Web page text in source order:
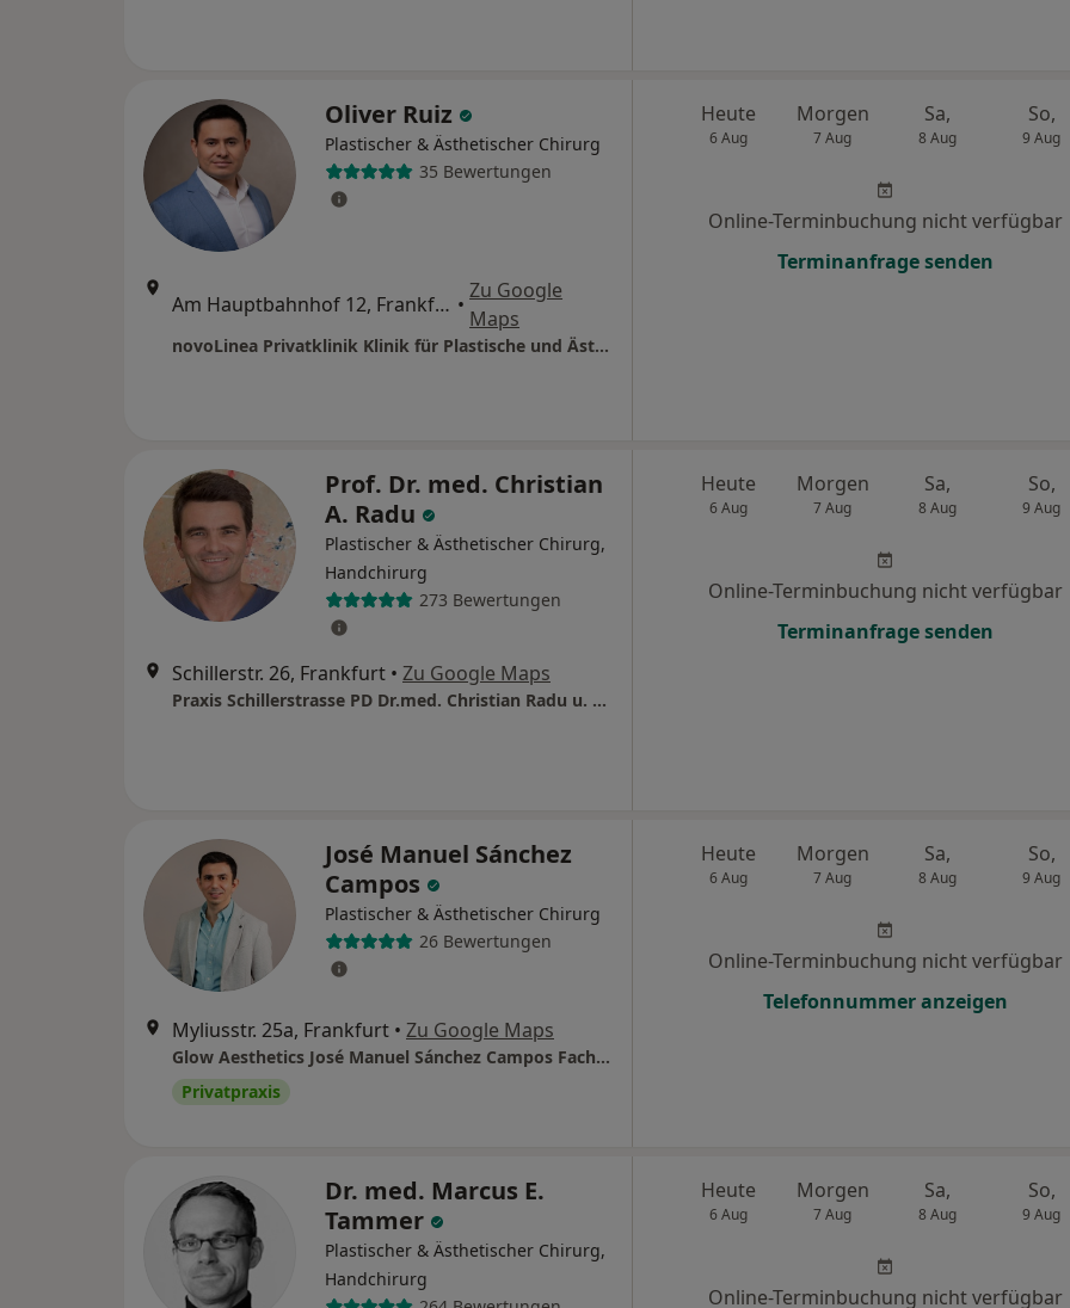
Oliver Ruiz
Plastischer & Ästhetischer Chirurg
35 Bewertungen
Am Hauptbahnhof 12, Frankfurt •
Zu Google
Maps
novoLinea Privatklinik Klinik für Plastische und Ästhetische Chirurgie
Heute
6 Aug
Morgen
7 Aug
Sa,
8 Aug
So,
9 Aug
Online-Terminbuchung nicht verfügbar
Terminanfrage senden
Prof. Dr. med. Christian
A. Radu
Plastischer & Ästhetischer Chirurg,
Handchirurg
273 Bewertungen
Schillerstr. 26, Frankfurt • Zu Google Maps
Praxis Schillerstrasse PD Dr.med. Christian Radu u. Dr.med. Susanne Hüttinger
Heute
6 Aug
Morgen
7 Aug
Sa,
8 Aug
So,
9 Aug
Online-Terminbuchung nicht verfügbar
Terminanfrage senden
José Manuel Sánchez
Campos
Plastischer & Ästhetischer Chirurg
26 Bewertungen
Myliusstr. 25a, Frankfurt • Zu Google Maps
Glow Aesthetics José Manuel Sánchez Campos Facharzt für Plastische- und Ästhetische Chirurgie
Privatpraxis
Heute
6 Aug
Morgen
7 Aug
Sa,
8 Aug
So,
9 Aug
Online-Terminbuchung nicht verfügbar
Telefonnummer anzeigen
Dr. med. Marcus E.
Tammer
Plastischer & Ästhetischer Chirurg,
Handchirurg
Heute
6 Aug
Morgen
7 Aug
Sa,
8 Aug
So,
9 Aug
Online-Terminbuchung nicht verfügbar